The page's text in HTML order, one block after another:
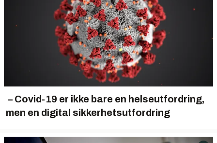
– Covid-19 er ikke bare en helseutfordring,
men en digital sikkerhetsutfordring